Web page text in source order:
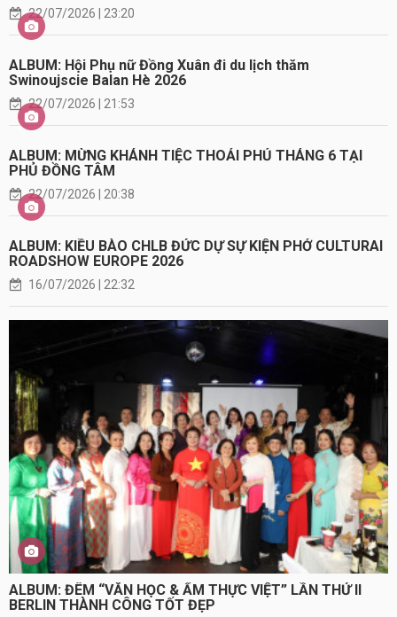
22/07/2026 | 23:20
ALBUM: Hội Phụ nữ Đồng Xuân đi du lịch thăm
Swinoujscie Balan Hè 2026
22/07/2026 | 21:53
ALBUM: MỪNG KHÁNH TIỆC THOẢI PHỦ THÁNG 6 TẠI
PHỦ ĐỒNG TÂM
22/07/2026 | 20:38
ALBUM: KIỀU BÀO CHLB ĐỨC DỰ SỰ KIỆN PHỞ CULTURAI
ROADSHOW EUROPE 2026
16/07/2026 | 22:32
ALBUM: ĐÊM “VĂN HỌC & ẨM THỰC VIỆT” LẦN THỨ II
BERLIN THÀNH CÔNG TỐT ĐẸP